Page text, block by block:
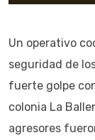
Un operativo
seguridad de
fuerte golpe
colonia La
agresores